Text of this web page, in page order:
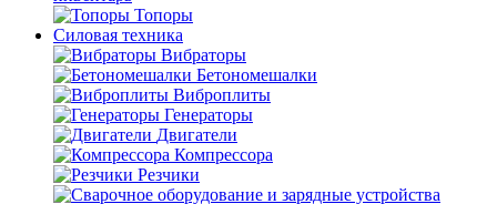
Топоры
Силовая техника
Вибраторы
Бетономешалки
Виброплиты
Генераторы
Двигатели
Компрессора
Резчики